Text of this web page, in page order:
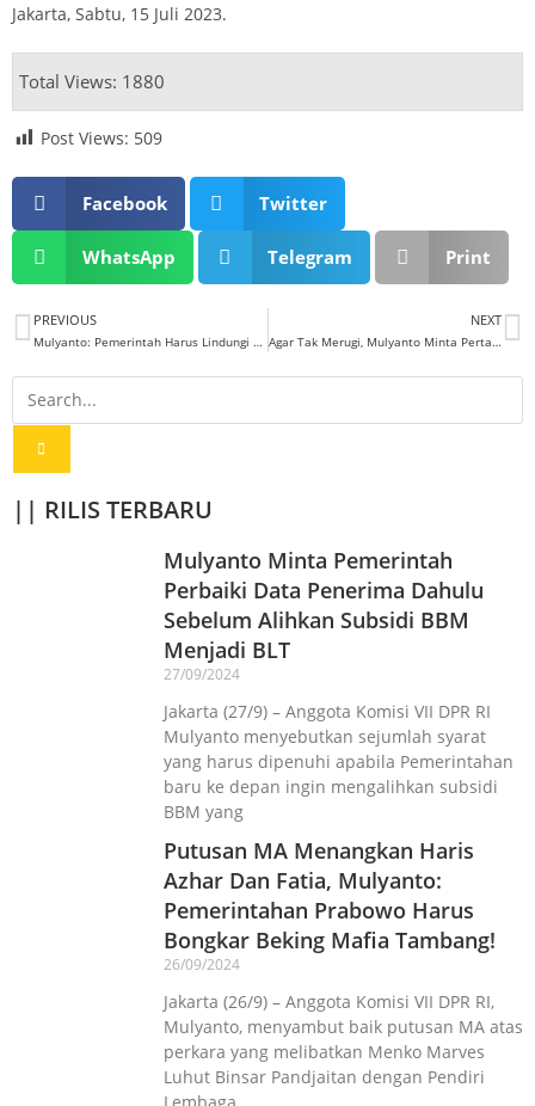
Jakarta, Sabtu, 15 Juli 2023.
Total Views: 1880
Post Views: 509
Facebook Twitter
WhatsApp Telegram Print
PREVIOUS
Mulyanto: Pemerintah Harus Lindungi PLN Dari Tekanan Asing
NEXT
Agar Tak Merugi, Mulyanto Minta Pertamina Evaluasi Model Usaha Pertashop
|| RILIS TERBARU
Mulyanto Minta Pemerintah
Perbaiki Data Penerima Dahulu
Sebelum Alihkan Subsidi BBM
Menjadi BLT
27/09/2024
Jakarta (27/9) – Anggota Komisi VII DPR RI
Mulyanto menyebutkan sejumlah syarat
yang harus dipenuhi apabila Pemerintahan
baru ke depan ingin mengalihkan subsidi
BBM yang
Putusan MA Menangkan Haris
Azhar Dan Fatia, Mulyanto:
Pemerintahan Prabowo Harus
Bongkar Beking Mafia Tambang!
26/09/2024
Jakarta (26/9) – Anggota Komisi VII DPR RI,
Mulyanto, menyambut baik putusan MA atas
perkara yang melibatkan Menko Marves
Luhut Binsar Pandjaitan dengan Pendiri